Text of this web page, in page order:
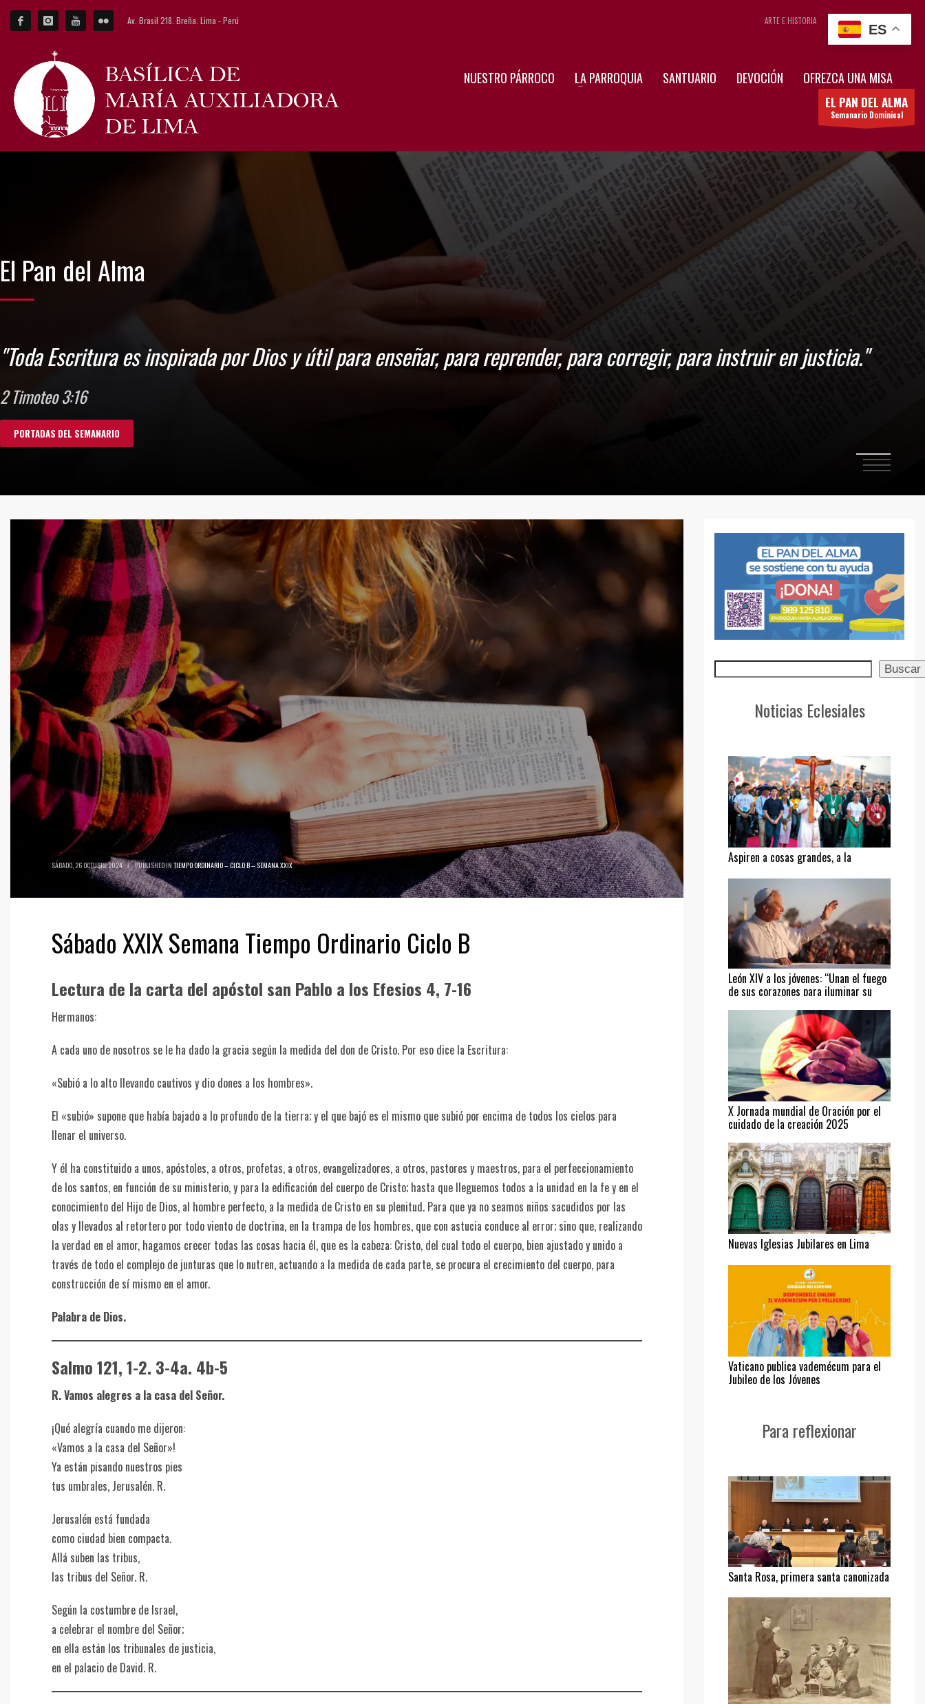
Av. Brasil 218. Breña. Lima - Perú ARTE E HISTORIA CONTÁCTENOS
NUESTRO PÁRROCO LA PARROQUIA SANTUARIO DEVOCIÓN OFREZCA UNA MISA
EL PAN DEL ALMA
Semanario Dominical
"Todo se escribió para enseñarnos, a fin de que, alentados por las Escrituras, perseveremos en mantener nuestra
esperanza."
Romanos 15:4
UN MINUTO CON DIOS
SÁBADO, 26 OCTUBRE 2024 / PUBLISHED INTIEMPO ORDINARIO – CICLO B – SEMANA XXIX
Sábado XXIX Semana Tiempo Ordinario Ciclo B
Lectura de la carta del apóstol san Pablo a los Efesios 4, 7-16
Hermanos:
A cada uno de nosotros se le ha dado la gracia según la medida del don de Cristo. Por eso dice la Escritura:
«Subió a lo alto llevando cautivos y dio dones a los hombres».
El «subió» supone que había bajado a lo profundo de la tierra; y el que bajó es el mismo que subió por encima de todos los cielos para
llenar el universo.
Y él ha constituido a unos, apóstoles, a otros, profetas, a otros, evangelizadores, a otros, pastores y maestros, para el perfeccionamiento
de los santos, en función de su ministerio, y para la edificación del cuerpo de Cristo; hasta que lleguemos todos a la unidad en la fe y en el
conocimiento del Hijo de Dios, al hombre perfecto, a la medida de Cristo en su plenitud. Para que ya no seamos niños sacudidos por las
olas y llevados al retortero por todo viento de doctrina, en la trampa de los hombres, que con astucia conduce al error; sino que, realizando
la verdad en el amor, hagamos crecer todas las cosas hacia él, que es la cabeza: Cristo, del cual todo el cuerpo, bien ajustado y unido a
través de todo el complejo de junturas que lo nutren, actuando a la medida de cada parte, se procura el crecimiento del cuerpo, para
construcción de sí mismo en el amor.
Palabra de Dios.
Salmo 121, 1-2. 3-4a. 4b-5
R. Vamos alegres a la casa del Señor.
¡Qué alegría cuando me dijeron:
«Vamos a la casa del Señor»!
Ya están pisando nuestros pies
tus umbrales, Jerusalén. R.
Jerusalén está fundada
como ciudad bien compacta.
Allá suben las tribus,
las tribus del Señor. R.
Según la costumbre de Israel,
a celebrar el nombre del Señor;
en ella están los tribunales de justicia,
en el palacio de David. R.
Buscar Buscar
Noticias Eclesiales
Aspiren a cosas grandes, a la
León XIV a los jóvenes: “Unan el fuego
de sus corazones para iluminar su
X Jornada mundial de Oración por el
cuidado de la creación 2025
Nuevas Iglesias Jubilares en Lima
Vaticano publica vademécum para el
Jubileo de los Jóvenes
Para reflexionar
Santa Rosa, primera santa canonizada
ES